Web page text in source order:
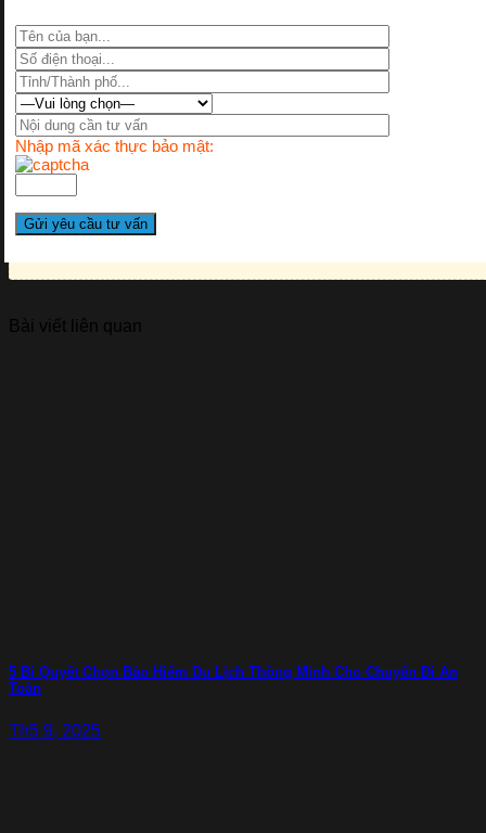
Nhập mã xác thực bảo mật:
Bài viết liên quan
5 Bí Quyết Chọn Bảo Hiểm Du Lịch Thông Minh Cho Chuyến Đi An
Toàn
Th5 9, 2025